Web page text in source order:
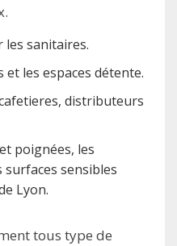
sanitaires.
les espaces détente.
distributeurs
poignées, les
sensibles
Lyon.
tous type de